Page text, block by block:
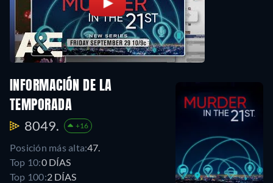
INFORMACIÓN DE LA
TEMPORADA
8049. +16
Posición más alta:47.
Top 10:0 DÍAS
Top 100:2 DÍAS